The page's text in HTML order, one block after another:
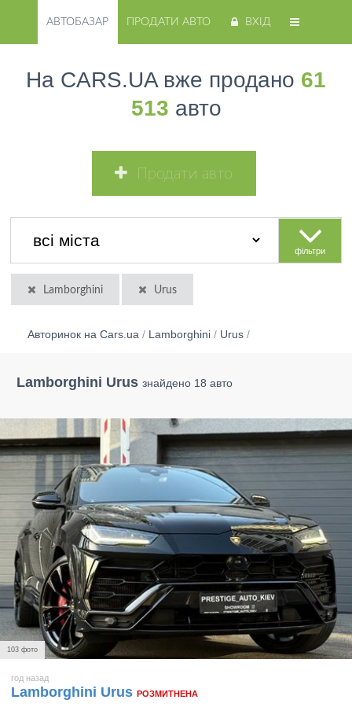
АВТОБАЗАР ПРОДАТИ АВТО ВХІД
На CARS.UA вже продано 61
513 авто
Продати авто
фільтри
Lamborghini Urus
Авторинок на Cars.ua / Lamborghini / Urus /
Lamborghini Urus знайдено 18 авто
103 фото
год назад
Lamborghini Urus РОЗМИТНЕНА